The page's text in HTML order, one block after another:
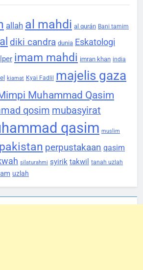
allah al mahdi al qurán Bani tamim
diki candra dunia Eskatologi
imam mahdi imran khan india
kiamat Kyai Fadlil majelis gaza
Muhammad Qasim
qosim mubasyirat
qasim muslim
pakistan perpustakaan qasim
silaturahmi syirik takwil tanah uzlah
uzlah